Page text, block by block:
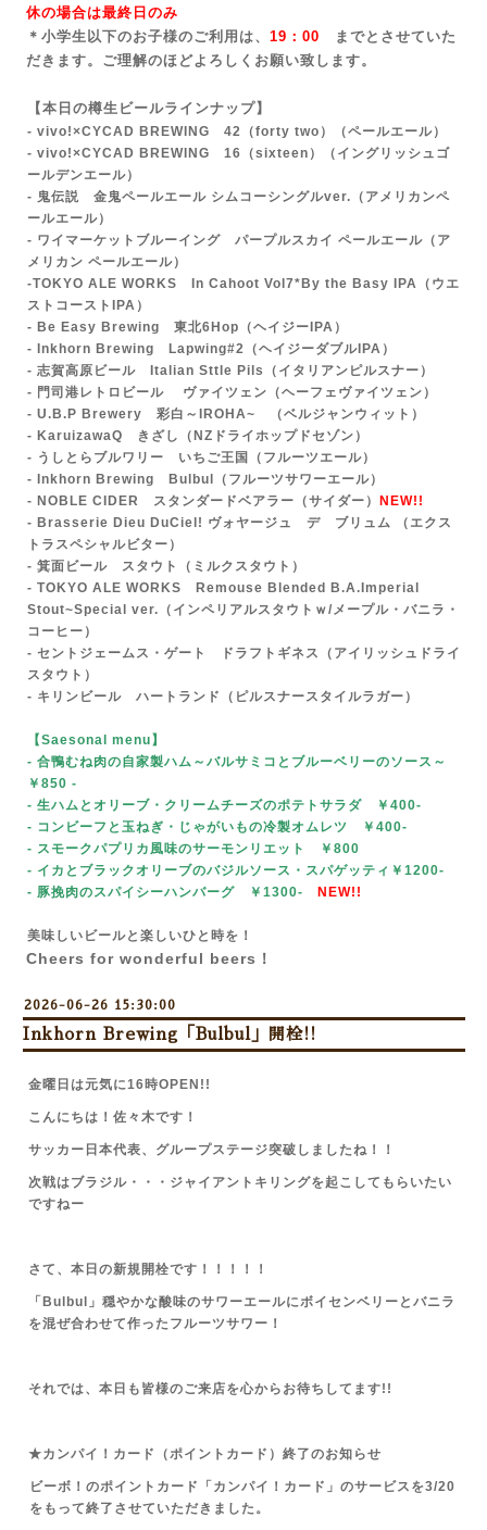
休の場合は最終日のみ
＊小学生以下のお子様のご利用は、 19：00
までとさせていた
だきます。ご理解のほどよろしくお願い致します。
【本日の樽生ビールラインナップ】
- vivo!×CYCAD BREWING 42（forty two）
（ペールエール）
- vivo!×CYCAD BREWING 16（sixteen）（イングリッシュゴ
ールデンエール）
- 鬼伝説 金鬼ペールエール シムコーシングルver. （アメリカンペ
ールエール）
- ワイマーケットブルーイング パープルスカイ ペールエール（ア
メリカン ペールエール）
-TOKYO ALE WORKS In Cahoot Vol7*By the Basy IPA（ウエ
ストコーストIPA）
- Be Easy Brewing 東北6Hop（ヘイジーIPA）
- Inkhorn Brewing Lapwing#2（ヘイジーダブルIPA）
- 志賀高原ビール Italian Sttle Pils（イタリアンピルスナー）
- 門司港レトロビール ヴァイツェン（ヘーフェヴァイツェン）
- U.B.P Brewery 彩白～IROHA~ （ベルジャンウィット）
- KaruizawaQ きざし（NZドライホップドセゾン）
- うしとらブルワリー いちご王国（フルーツエール）
- Inkhorn Brewing Bulbul（フルーツサワーエール）
- NOBLE CIDER スタンダードベアラー（サイダー）
NEW!!
- Brasserie Dieu DuCiel! ヴォヤージュ デ ブリュム （エクス
トラスペシャルビター）
- 箕面ビール スタウト（ミルクスタウト）
- TOKYO ALE WORKS Remouse Blended B.A.Imperial
Stout~Special ver.（インペリアルスタウトｗ/メープル・バニラ・
コーヒー）
- セントジェームス・ゲート ドラフトギネス（アイリッシュドライ
スタウト）
- キリンビール ハートランド（ピルスナースタイルラガー）
【Saesonal menu 】
- 合鴨むね肉の自家製ハム～バルサミコとブルーベリーのソース～
￥850 -
- 生ハムとオリーブ・クリームチーズのポテトサラダ ￥400-
- コンビーフと玉ねぎ・じゃがいもの冷製オムレツ ￥400-
- スモークパプリカ風味のサーモンリエット ￥800
- イカとブラックオリーブのバジルソース・スパゲッティ￥1200-
- 豚挽肉のスパイシーハンバーグ ￥1300-
NEW!!
美味しいビールと楽しいひと時を！
Cheers for wonderful beers！
2026-06-26 15:30:00
Inkhorn Brewing「Bulbul」開栓!!
金曜日は元気に16時OPEN!!
こんにちは！佐々木です！
サッカー日本代表、グループステージ突破しましたね！！
次戦はブラジル・・・ジャイアントキリングを起こしてもらいたい
ですねー
さて、本日の新規開栓です！！！！！
「Bulbul」穏やかな酸味のサワーエールにボイセンベリーとバニラ
を混ぜ合わせて作ったフルーツサワー！
それでは、本日も皆様のご来店を心からお待ちしてます!!
★カンパイ！カード（ポイントカード）終了のお知らせ
ビーボ！のポイントカード「カンパイ！カード」のサービスを3/20
をもって終了させていただきました。